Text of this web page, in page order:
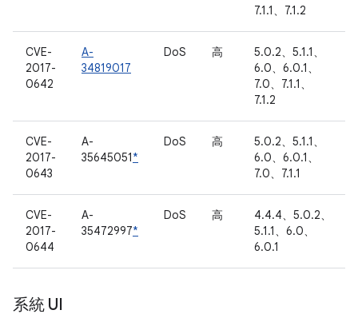
7.1.1、7.1.2
CVE-
2017-
0642
A-
34819017
DoS 高
5.0.2、5.1.1、
6.0、6.0.1、
7.0、7.1.1、
7.1.2
CVE-
2017-
0643
A-
35645051*
DoS 高
5.0.2、5.1.1、
6.0、6.0.1、
7.0、7.1.1
CVE-
2017-
0644
A-
35472997*
DoS 高
4.4.4、5.0.2、
5.1.1、6.0、
6.0.1
系統 UI